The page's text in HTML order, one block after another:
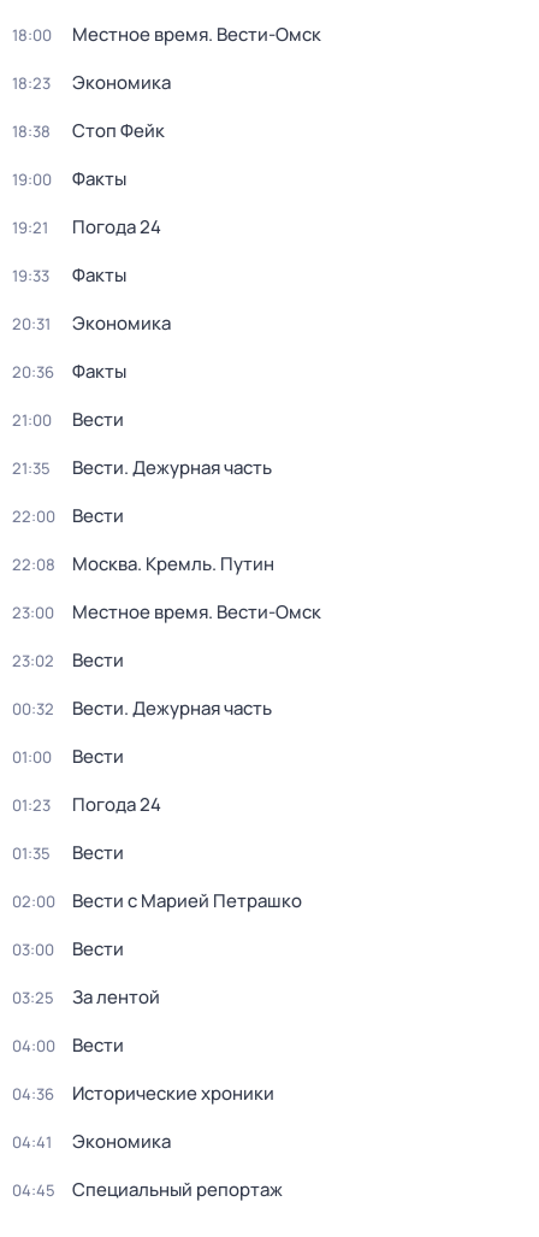
18:00 Местное время. Вести-Омск
18:23 Экономика
18:38 Стоп Фейк
19:00 Факты
19:21 Погода 24
19:33 Факты
20:31 Экономика
20:36 Факты
21:00 Вести
21:35 Вести. Дежурная часть
22:00 Вести
22:08 Москва. Кремль. Путин
23:00 Местное время. Вести-Омск
23:02 Вести
00:32 Вести. Дежурная часть
01:00 Вести
01:23 Погода 24
01:35 Вести
02:00 Вести с Марией Петрашко
03:00 Вести
03:25 За лентой
04:00 Вести
04:36 Исторические хроники
04:41 Экономика
04:45 Специальный репортаж